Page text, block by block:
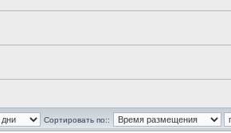
Сортировать по::